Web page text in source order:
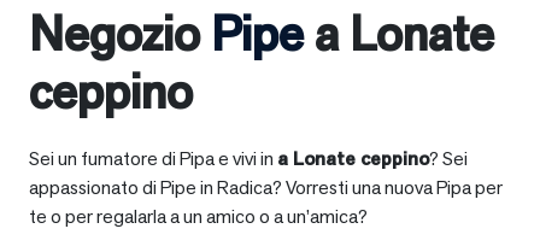
Negozio Pipea Lonate
ceppino
Sei un fumatore di Pipa e vivi in a Lonate ceppino? Sei
appassionato di Pipe in Radica? Vorresti una nuova Pipa per
te o per regalarla a un amico o a un’amica?